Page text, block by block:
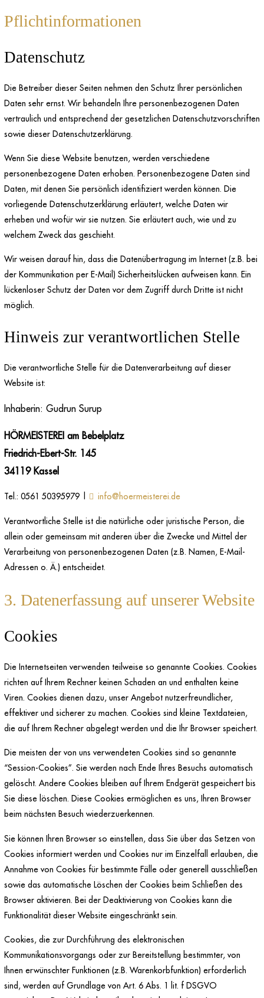
Pflichtinformationen
Datenschutz
Die Betreiber dieser Seiten nehmen den Schutz Ihrer persönlichen
Daten sehr ernst. Wir behandeln Ihre personenbezogenen Daten
vertraulich und entsprechend der gesetzlichen Datenschutzvorschriften
sowie dieser Datenschutzerklärung.
Wenn Sie diese Website benutzen, werden verschiedene
personenbezogene Daten erhoben. Personenbezogene Daten sind
Daten, mit denen Sie persönlich identifiziert werden können. Die
vorliegende Datenschutzerklärung erläutert, welche Daten wir
erheben und wofür wir sie nutzen. Sie erläutert auch, wie und zu
welchem Zweck das geschieht.
Wir weisen darauf hin, dass die Datenübertragung im Internet (z.B. bei
der Kommunikation per E-Mail) Sicherheitslücken aufweisen kann. Ein
lückenloser Schutz der Daten vor dem Zugriff durch Dritte ist nicht
möglich.
Hinweis zur verantwortlichen Stelle
Die verantwortliche Stelle für die Datenverarbeitung auf dieser
Website ist:
Inhaberin: Gudrun Surup
HÖRMEISTEREI am Bebelplatz
Friedrich-Ebert-Str. 145
34119 Kassel
Tel.: 0561 50395979 | info@hoermeisterei.de
Verantwortliche Stelle ist die natürliche oder juristische Person, die
allein oder gemeinsam mit anderen über die Zwecke und Mittel der
Verarbeitung von personenbezogenen Daten (z.B. Namen, E-Mail-
Adressen o. Ä.) entscheidet.
3. Datenerfassung auf unserer Website
Cookies
Die Internetseiten verwenden teilweise so genannte Cookies. Cookies
richten auf Ihrem Rechner keinen Schaden an und enthalten keine
Viren. Cookies dienen dazu, unser Angebot nutzerfreundlicher,
effektiver und sicherer zu machen. Cookies sind kleine Textdateien,
die auf Ihrem Rechner abgelegt werden und die Ihr Browser speichert.
Die meisten der von uns verwendeten Cookies sind so genannte
“Session-Cookies”. Sie werden nach Ende Ihres Besuchs automatisch
gelöscht. Andere Cookies bleiben auf Ihrem Endgerät gespeichert bis
Sie diese löschen. Diese Cookies ermöglichen es uns, Ihren Browser
beim nächsten Besuch wiederzuerkennen.
Sie können Ihren Browser so einstellen, dass Sie über das Setzen von
Cookies informiert werden und Cookies nur im Einzelfall erlauben, die
Annahme von Cookies für bestimmte Fälle oder generell ausschließen
sowie das automatische Löschen der Cookies beim Schließen des
Browser aktivieren. Bei der Deaktivierung von Cookies kann die
Funktionalität dieser Website eingeschränkt sein.
Cookies, die zur Durchführung des elektronischen
Kommunikationsvorgangs oder zur Bereitstellung bestimmter, von
Ihnen erwünschter Funktionen (z.B. Warenkorbfunktion) erforderlich
sind, werden auf Grundlage von Art. 6 Abs. 1 lit. f DSGVO